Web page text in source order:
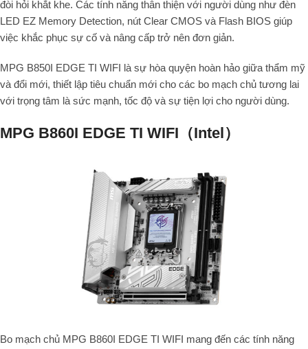
đòi hỏi khắt khe. Các tính năng thân thiện với người dùng như đèn
LED EZ Memory Detection, nút Clear CMOS và Flash BIOS giúp
việc khắc phục sự cố và nâng cấp trở nên đơn giản.
MPG B850I EDGE TI WIFI là sự hòa quyện hoàn hảo giữa thẩm mỹ
và đổi mới, thiết lập tiêu chuẩn mới cho các bo mạch chủ tương lai
với trọng tâm là sức mạnh, tốc độ và sự tiện lợi cho người dùng.
MPG B860I EDGE TI WIFI（Intel）
Bo mạch chủ MPG B860I EDGE TI WIFI mang đến các tính năng